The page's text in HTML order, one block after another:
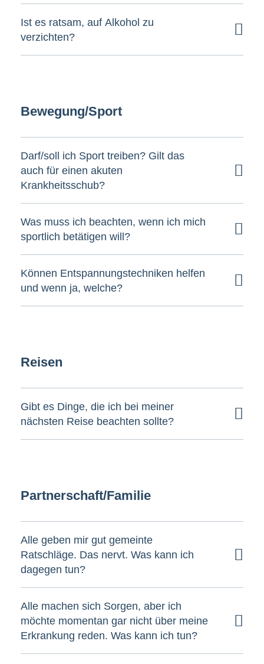
Ist es ratsam, auf Alkohol zu
verzichten?
Bewegung/Sport
Darf/soll ich Sport treiben? Gilt das
auch für einen akuten
Krankheitsschub?
Was muss ich beachten, wenn ich mich
sportlich betätigen will?
Können Entspannungstechniken helfen
und wenn ja, welche?
Reisen
Gibt es Dinge, die ich bei meiner
nächsten Reise beachten sollte?
Partnerschaft/Familie
Alle geben mir gut gemeinte
Ratschläge. Das nervt. Was kann ich
dagegen tun?
Alle machen sich Sorgen, aber ich
möchte momentan gar nicht über meine
Erkrankung reden. Was kann ich tun?